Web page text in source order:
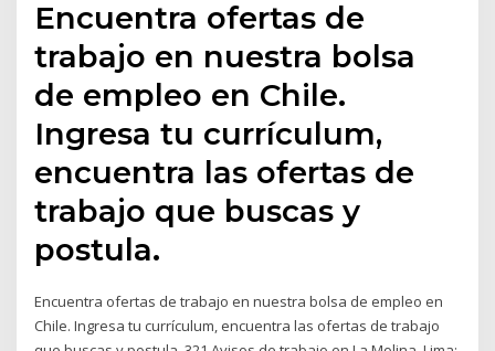
Encuentra ofertas de
trabajo en nuestra bolsa
de empleo en Chile.
Ingresa tu currículum,
encuentra las ofertas de
trabajo que buscas y
postula.
Encuentra ofertas de trabajo en nuestra bolsa de empleo en
Chile. Ingresa tu currículum, encuentra las ofertas de trabajo